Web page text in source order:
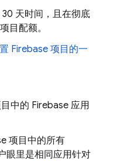
天时间，且在彻底
目配额。
Firebase 项目的一
中的 Firebase 应用
项目中的所有
眼里是相同应用针对